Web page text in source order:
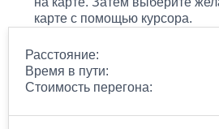
карте с помощью курсора.
Расстояние:
Время в пути:
Стоимость перегона: